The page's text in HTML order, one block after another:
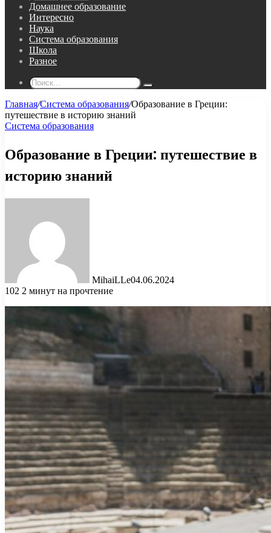
Домашнее образование
Интересно
Наука
Система образования
Школа
Разное
Поиск...
Главная/Система образования/Образование в Греции:
путешествие в историю знаний
Система образования
Образование в Греции: путешествие в
историю знаний
MihaiLLe04.06.2024
102 2 минут на прочтение